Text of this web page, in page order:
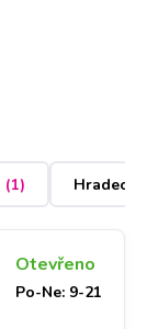
(1) Hradec
Otevřeno
Po-Ne: 9-21